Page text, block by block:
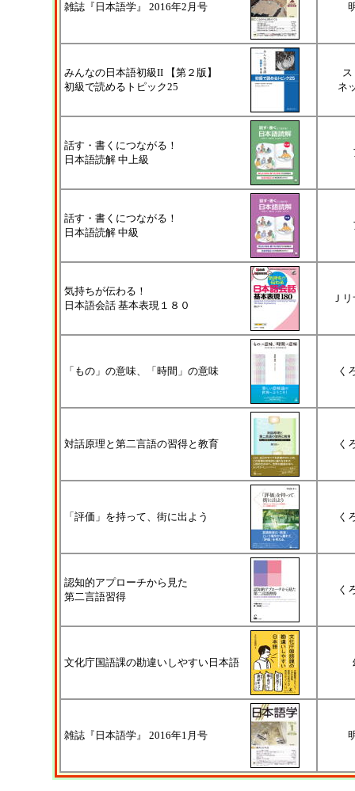
雑誌『日本語学』 2016年2月号
みんなの日本語初級II 【第２版】
初級で読めるトピック25
ネ
話す・書くにつながる！
日本語読解 中上級
話す・書くにつながる！
日本語読解 中級
気持ちが伝わる！
日本語会話 基本表現１８０
Ｊ
「もの」の意味、「時間」の意味 く
対話原理と第二言語の習得と教育 く
「評価」を持って、街に出よう く
認知的アプローチから見た
第二言語習得
く
文化庁国語課の勘違いしやすい日本語
雑誌『日本語学』 2016年1月号